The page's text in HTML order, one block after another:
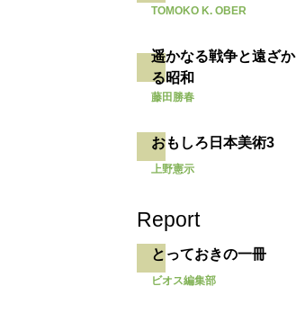
TOMOKO K. OBER
遥かなる戦争と遠ざか
る昭和
藤田勝春
おもしろ日本美術3
上野憲示
Report
とっておきの一冊
ビオス編集部